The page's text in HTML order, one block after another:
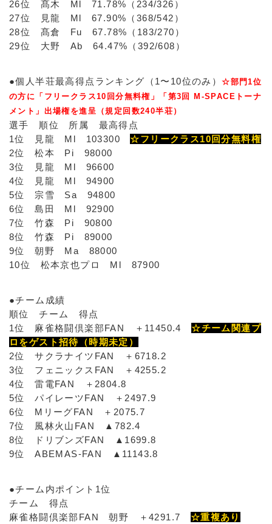
26位 髙木 Ml 71.78%（234/326）
27位 見龍 Ml 67.90%（368/542）
28位 髙倉 Fu 67.78%（183/270）
29位 大野 Ab 64.47%（392/608）
●個人半荘最高得点ランキング（1〜10位のみ）☆部門1位
の方に「フリークラス10回分無料権」「第3回 M-SPACEトーナ
メント」出場権を進呈（規定回数240半荘）
選手 順位 所属 最高得点
1位 見龍 Ml 103300☆フリークラス10回分無料権
2位 松本 Pi 98000
3位 見龍 Ml 96600
4位 見龍 Ml 94900
5位 宗雪 Sa 94800
6位 島田 Ml 92900
7位 竹森 Pi 90800
8位 竹森 Pi 89000
9位 朝野 Ma 88000
10位 松本京也プロ Ml 87900
●チーム成績
順位 チーム 得点
1位 麻雀格闘倶楽部FAN ＋11450.4☆チーム関連プ
ロをゲスト招待（時期未定）
2位 サクラナイツFAN ＋6718.2
3位 フェニックスFAN ＋4255.2
4位 雷電FAN ＋2804.8
5位 パイレーツFAN ＋2497.9
6位 MリーグFAN ＋2075.7
7位 風林火山FAN ▲782.4
8位 ドリブンズFAN ▲1699.8
9位 ABEMAS-FAN ▲11143.8
●チーム内ポイント1位
チーム 得点
麻雀格闘倶楽部FAN 朝野 ＋4291.7 ☆重複あり